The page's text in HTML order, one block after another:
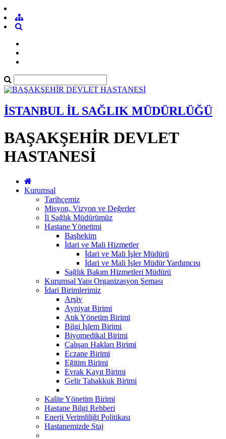
İSTANBUL İL SAĞLIK MÜDÜRLÜĞÜ
BAŞAKŞEHİR DEVLET
HASTANESİ
Kurumsal
Tarihçemiz
Misyon, Vizyon ve Değerler
İl Sağlık Müdürümüz
Hastane Yönetimi
Başhekim
İdari ve Mali Hizmetler
İdari ve Mali İşler Müdürü
İdari ve Mali İşler Müdür Yardımcısı
Sağlık Bakım Hizmetleri Müdürü
Kurumsal Yapı Organizasyon Şeması
İdari Birimlerimiz
Arşiv
Ayniyat Birimi
Atık Yönetim Birimi
Bilgi İşlem Birimi
Biyomedikal Birimi
Çalışan Hakları Birimi
Eczane Birimi
Eğitim Birimi
Evrak Kayıt Birimi
Gelir Tahakkuk Birimi
Kalite Yönetim Birimi
Hastane Bilgi Rehberi
Enerji Verimliliği Politikası
Hastanemizde Staj